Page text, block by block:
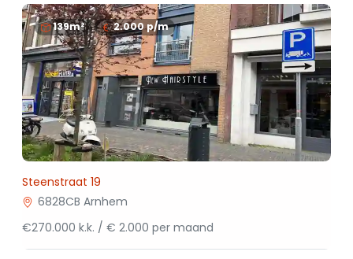
139m² 2.000p/m
Steenstraat 19
6828CB Arnhem
€270.000 k.k. / € 2.000 per maand